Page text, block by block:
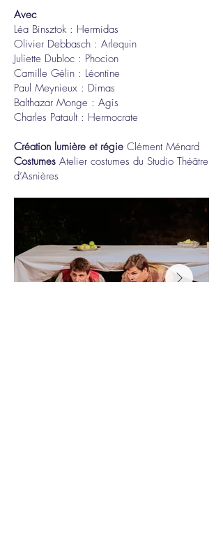
Avec​
Léa Binsztok : Hermidas
Olivier Debbasch : Arlequin
Juliette Dubloc : Phocion
Camille Gélin : Léontine
Paul Meynieux : Dimas
Balthazar Monge : Agis
Charles Patault : Hermocrate
Création lumière et régie Clément Ménard
Costumes Atelier costumes du Studio Théâtre
d’Asnières